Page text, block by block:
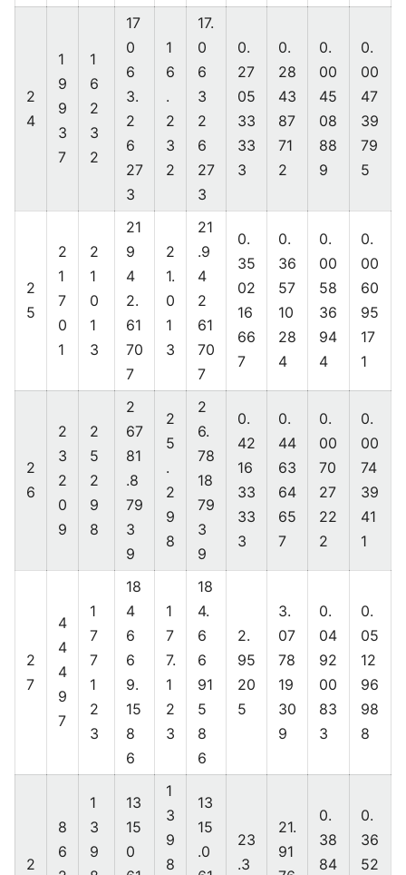
2
4
1
9
9
3
7
1
6
2
3
2
17
0
6
3.
2
6
27
3
1
6
.
2
3
2
17.
0
6
3
2
6
27
3
0.
27
05
33
33
3
0.
28
43
87
71
2
0.
00
45
08
88
9
0.
00
47
39
79
5
2
5
2
1
7
0
1
2
1
0
1
3
21
9
4
2.
61
70
7
2
1.
0
1
3
21
.9
4
2
61
70
7
0.
35
02
16
66
7
0.
36
57
10
28
4
0.
00
58
36
94
4
0.
00
60
95
17
1
2
6
2
3
2
0
9
2
5
2
9
8
2
67
81
.8
79
3
9
2
5
.
2
9
8
2
6.
78
18
79
3
9
0.
42
16
33
33
3
0.
44
63
64
65
7
0.
00
70
27
22
2
0.
00
74
39
41
1
2
7
4
4
4
9
7
1
7
7
1
2
3
18
4
6
6
9.
15
8
6
1
7
7.
1
2
3
18
4.
6
6
91
5
8
6
2.
95
20
5
3.
07
78
19
30
9
0.
04
92
00
83
3
0.
05
12
96
98
8
2
8
6
1
3
9
13
15
0
1
3
9
8
13
15
.0
23
.3
21.
91
0.
38
84
0.
36
52